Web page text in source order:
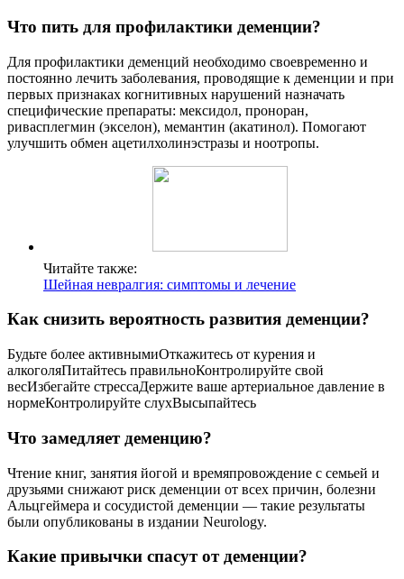
Что пить для профилактики деменции?
Для профилактики деменций необходимо своевременно и
постоянно лечить заболевания, проводящие к деменции и при
первых признаках когнитивных нарушений назначать
специфические препараты: мексидол, проноран,
ривасплегмин (экселон), мемантин (акатинол). Помогают
улучшить обмен ацетилхолинэстразы и ноотропы.
Читайте также:
Шейная невралгия: симптомы и лечение
Как снизить вероятность развития деменции?
Будьте более активнымиОткажитесь от курения и
алкоголяПитайтесь правильноКонтролируйте свой
весИзбегайте стрессаДержите ваше артериальное давление в
нормеКонтролируйте слухВысыпайтесь
Что замедляет деменцию?
Чтение книг, занятия йогой и времяпровождение с семьей и
друзьями снижают риск деменции от всех причин, болезни
Альцгеймера и сосудистой деменции — такие результаты
были опубликованы в издании Neurology.
Какие привычки спасут от деменции?